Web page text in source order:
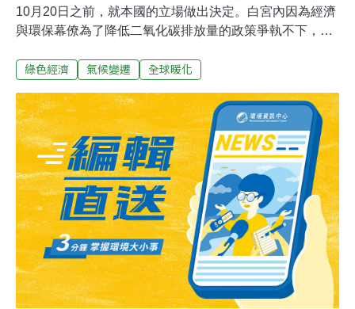
10月20日之前，就本國的立場做出決定。白宮內因為經濟
與環保幕僚為了降低二氧化碳排放量的政策爭執不下，出
苛的限制二氧化碳排放量，已陸續斥資在媒體大打廣告。
款。歐洲聯盟和日本曾提出減少二氧化碳排放量的時間
表，並警告美國若立場過於軟弱，將會危及溫室效應協
議。柯林頓的經濟幕僚私下表示，若規定必須在2012年之
前，將二氧化碳排放量減少到1990年的水準，能源價格會
巨幅上揚，震盪幅度將比1970年代的石油危機還要大。綠
色小組幕僚則深信經濟會因為商家一窩蜂研發節省能源的
住家、車輛、設備和工廠而蒸蒸日上。兩派意見孰是孰
非，就看柯林頓如何取決。副總統高爾雖有「環保先生」
美譽，但捲入政治獻金醜聞，加上需要選票助其登上總統
寶座，不敢貿然行動。
綠色經濟 氣候變遷 全球暖化